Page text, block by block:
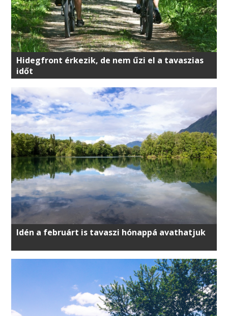
Hidegfront érkezik, de nem űzi el a tavaszias
időt
Idén a februárt is tavaszi hónappá avathatjuk